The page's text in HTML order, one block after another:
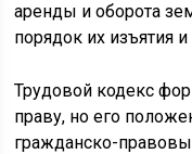
аренды и оборота
порядок их изъятия
Трудовой кодекс
праву, но его
гражданско-